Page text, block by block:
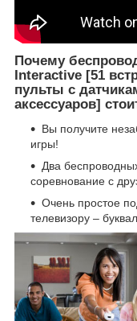
Почему
Interactive [51
пульты с
аксессуаров]
Вы получите
игры!
Два
соревнование с
Очень простое
телевизору –